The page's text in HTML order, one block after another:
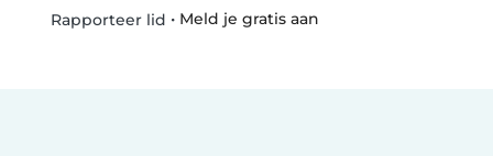
Rapporteer lid • Meld je gratis aan